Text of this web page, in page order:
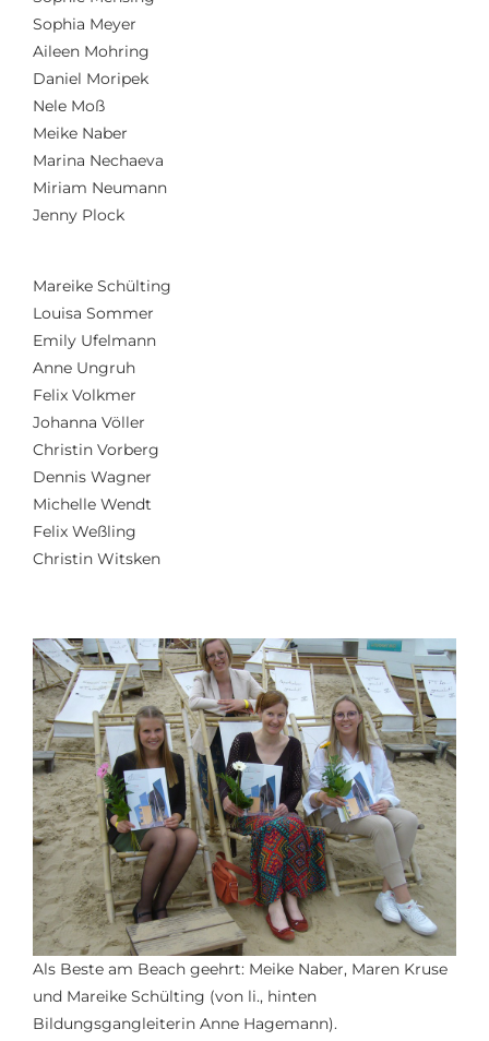
Sophia Meyer
Aileen Mohring
Daniel Moripek
Nele Moß
Meike Naber
Marina Nechaeva
Miriam Neumann
Jenny Plock
Mareike Schülting
Louisa Sommer
Emily Ufelmann
Anne Ungruh
Felix Volkmer
Johanna Völler
Christin Vorberg
Dennis Wagner
Michelle Wendt
Felix Weßling
Christin Witsken
Als Beste am Beach geehrt: Meike Naber, Maren Kruse
und Mareike Schülting (von li., hinten
Bildungsgangleiterin Anne Hagemann).